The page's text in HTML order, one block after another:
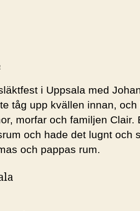
i Uppsala med
tåg upp kvällen innan, och
morfar och familjen Clair.
och hade det lugnt och
och pappas rum.